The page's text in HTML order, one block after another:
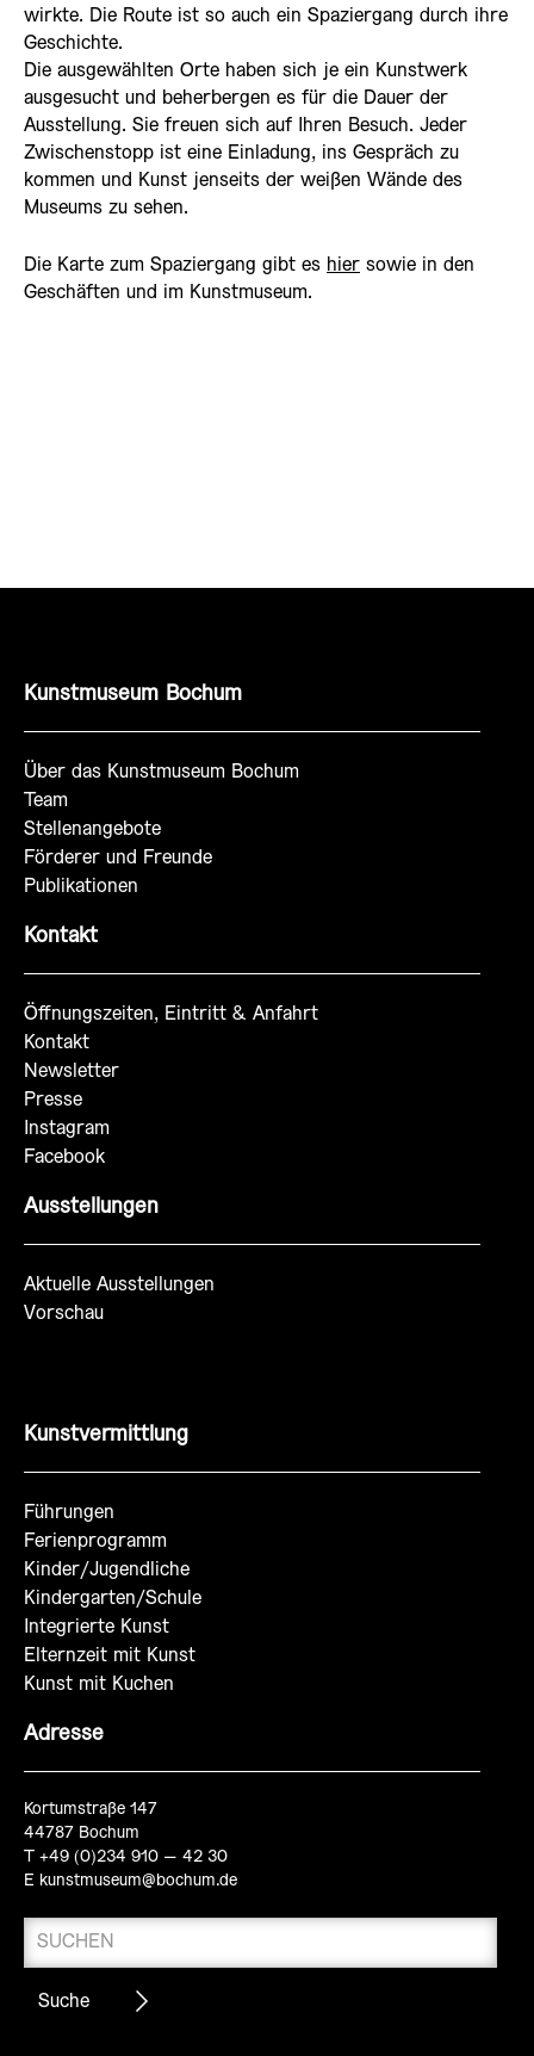
wirkte. Die Route ist so auch ein Spaziergang durch ihre
Geschichte.
Die ausgewählten Orte haben sich je ein Kunstwerk
ausgesucht und beherbergen es für die Dauer der
Ausstellung. Sie freuen sich auf Ihren Besuch. Jeder
Zwischenstopp ist eine Einladung, ins Gespräch zu
kommen und Kunst jenseits der weißen Wände des
Museums zu sehen.
Die Karte zum Spaziergang gibt es hier sowie in den
Geschäften und im Kunstmuseum.
Kunstmuseum Bochum
Über das Kunstmuseum Bochum
Team
Stellenangebote
Förderer und Freunde
Publikationen
Kontakt
Öffnungszeiten, Eintritt & Anfahrt
Kontakt
Newsletter
Presse
Instagram
Facebook
Ausstellungen
Aktuelle Ausstellungen
Vorschau
Kunstvermittlung
Führungen
Ferienprogramm
Kinder/Jugendliche
Kindergarten/Schule
Integrierte Kunst
Elternzeit mit Kunst
Kunst mit Kuchen
Adresse
Kortumstraße 147
44787 Bochum
T +49 (0)234 910 – 42 30
E kunstmuseum@bochum.de